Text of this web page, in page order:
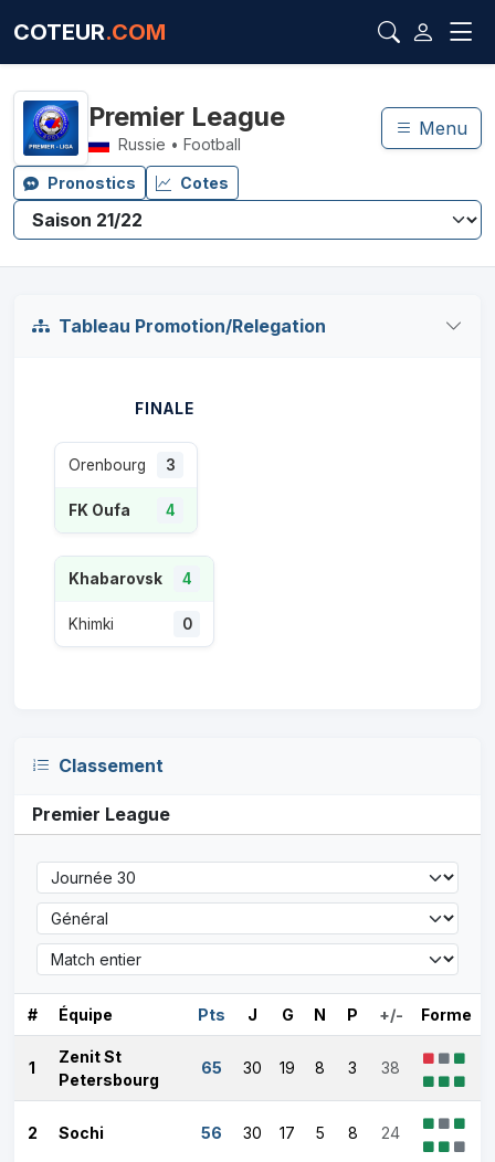
COTEUR.COM
Premier League
Russie • Football
Menu
Pronostics Cotes
Tableau Promotion/Relegation
FINALE
Orenbourg 3
FK Oufa 4
Khabarovsk 4
Khimki 0
Classement
Premier League
# Équipe Pts J G N P +/- Forme
1
Zenit St
Petersbourg
65 30 19 8 3 38
2 Sochi 56 30 17 5 8 24